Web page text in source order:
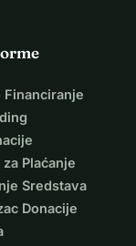
Financiranje
Plaćanje
Sredstava
Donacije